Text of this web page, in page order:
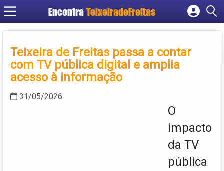
Encontra TeixeiradeFreitas
Cadastrar empresa
Criar conta
Teixeira de Freitas passa a contar
com TV pública digital e amplia
acesso à informação
31/05/2026
O
impacto
da TV
pública